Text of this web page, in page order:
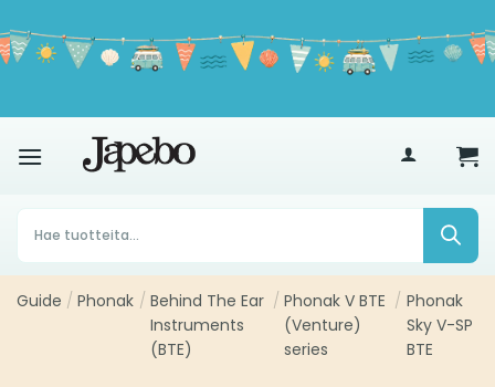
sisältöön
Products
search
Guide / Phonak / Behind The Ear
Instruments
(BTE)
/ Phonak V BTE
(Venture)
series
/ Phonak
Sky V-SP
BTE